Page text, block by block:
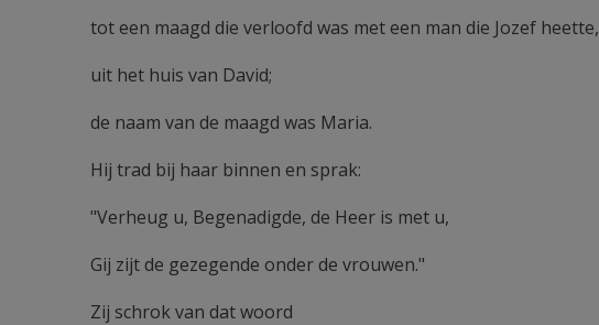
tot een maagd die verloofd was met een man die Jozef heette,
uit het huis van David;
de naam van de maagd was Maria.
Hij trad bij haar binnen en sprak:
"Verheug u, Begenadigde, de Heer is met u,
Gij zijt de gezegende onder de vrouwen."
Zij schrok van dat woord